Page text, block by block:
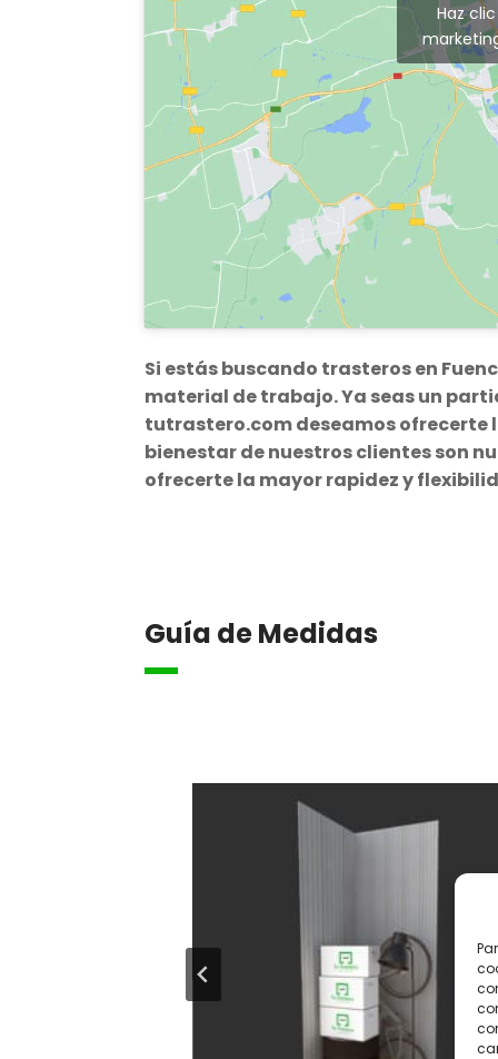
Haz
Si estás buscando trasteros en
material de trabajo. Ya seas un
tutrastero.com deseamos ofrecerte
bienestar de nuestros clientes son
ofrecerte la mayor rapidez y
Guía de Medidas